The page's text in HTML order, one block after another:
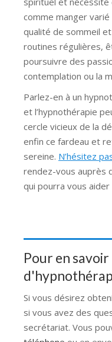
comme manger
qualité de sommeil
routines régulières,
poursuivre des
contemplation ou la
Parlez-en à un
et l’hypnothérapie
cercle vicieux de la
enfin ce fardeau et
sereine. N’hésitez
rendez-vous auprès
qui pourra vous
Pour en savoir
Si vous désirez
si vous avez des
secrétariat. Vous